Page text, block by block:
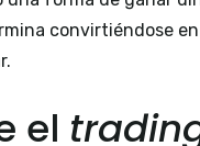
convirtiéndose
el